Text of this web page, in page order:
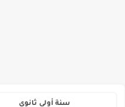
سنة أولى ثانوي